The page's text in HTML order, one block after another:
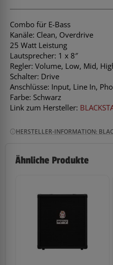
Combo für E-Bass
Kanäle: Clean, Overdrive
25 Watt Leistung
Lautsprecher: 1 x 8″
Regler: Volume, Low, Mid,
Schalter: Drive
Anschlüsse: Input, Line In,
Farbe: Schwarz
Link zum Hersteller:
HERSTELLER-INFORMATION:
Ähnliche Produkte